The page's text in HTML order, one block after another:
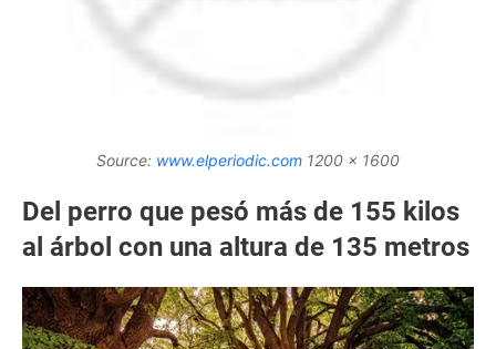
Source: www.elperiodic.com 1200 x 1600
Del perro que pesó más de 155 kilos
al árbol con una altura de 135 metros